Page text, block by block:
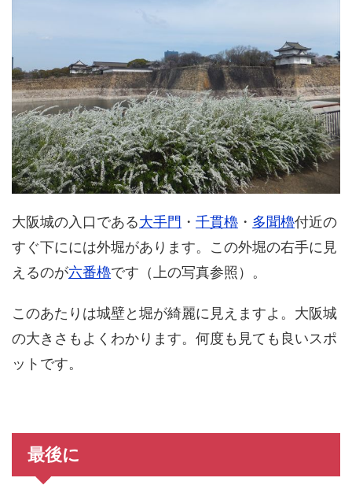
大阪城の入口である大手門 ・ 千貫櫓 ・ 多聞櫓付近の
すぐ下にには外堀があります。この外堀の右手に見
えるのが六番櫓です（上の写真参照）。
このあたりは城壁と堀が綺麗に見えますよ。大阪城
の大きさもよくわかります。何度も見ても良いスポ
ットです。
最後に